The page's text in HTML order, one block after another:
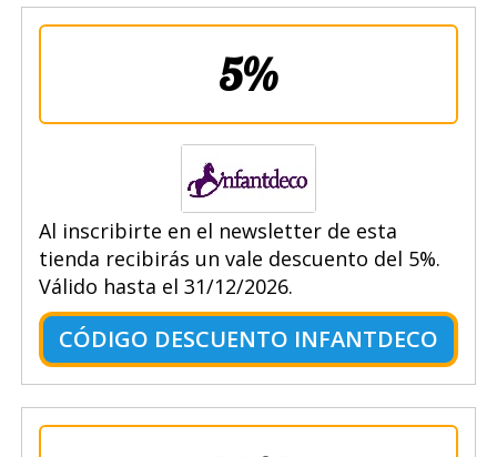
5%
Al inscribirte en el newsletter de esta
tienda recibirás un vale descuento del 5%.
Válido hasta el 31/12/2026.
CÓDIGO DESCUENTO INFANTDECO